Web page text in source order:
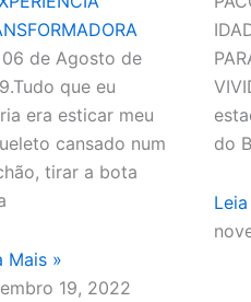
06 de Agosto de
que eu
era esticar meu
cansado num
tirar a bota
Mais »
19, 2022
do